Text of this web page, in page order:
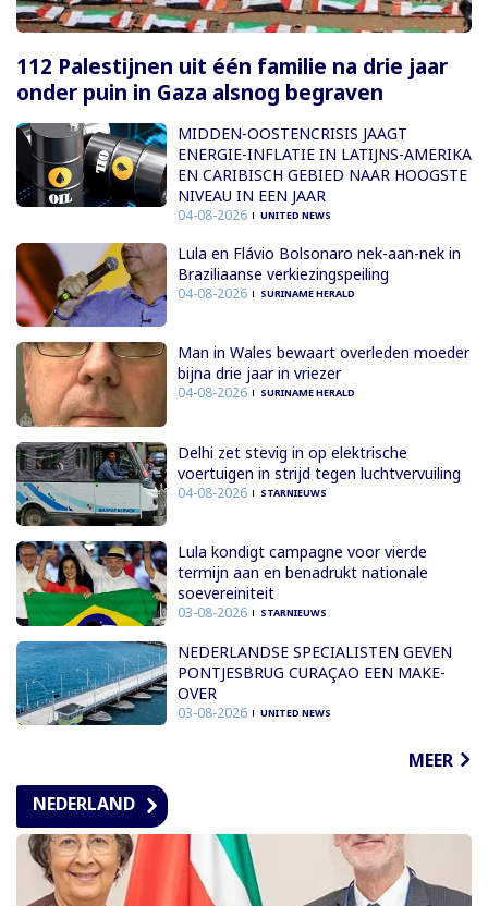
112 Palestijnen uit één familie na drie jaar
onder puin in Gaza alsnog begraven
MIDDEN-OOSTENCRISIS JAAGT
ENERGIE-INFLATIE IN LATIJNS-AMERIKA
EN CARIBISCH GEBIED NAAR HOOGSTE
NIVEAU IN EEN JAAR
04-08-2026 UNITED NEWS
Lula en Flávio Bolsonaro nek-aan-nek in
Braziliaanse verkiezingspeiling
04-08-2026 SURINAME HERALD
Man in Wales bewaart overleden moeder
bijna drie jaar in vriezer
04-08-2026 SURINAME HERALD
Delhi zet stevig in op elektrische
voertuigen in strijd tegen luchtvervuiling
04-08-2026 STARNIEUWS
Lula kondigt campagne voor vierde
termijn aan en benadrukt nationale
soevereiniteit
03-08-2026 STARNIEUWS
NEDERLANDSE SPECIALISTEN GEVEN
PONTJESBRUG CURAÇAO EEN MAKE-
OVER
03-08-2026 UNITED NEWS
MEER
NEDERLAND